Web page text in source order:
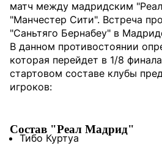
матч между мадридским
"Манчестер Сити". Встреча
"Саньтяго Бернабеу" в
В данном противостоянии
которая перейдет в 1/8
стартовом составе клубы
игроков:
Состав "Реал Мадрид"
Тибо Куртуа